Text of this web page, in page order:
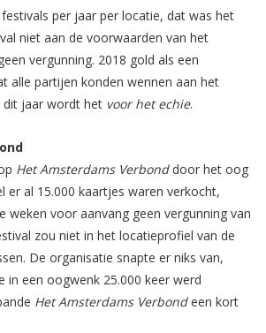
per jaar per locatie, dat was het
niet aan de voorwaarden van het
vergunning. 2018 gold als een
alle partijen konden wennen aan het
dit jaar wordt het voor het echie.
Het Amsterdams Verbond door het oog
er al 15.000 kaartjes waren verkocht,
weken voor aanvang geen vergunning van
zou niet in het locatieprofiel van de
De organisatie snapte er niks van,
in een oogwenk 25.000 keer werd
Het Amsterdams Verbond een kort